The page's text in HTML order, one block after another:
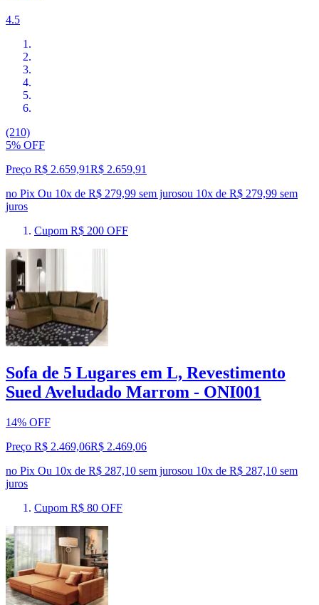
4.5
(210)
5% OFF
Preço R$ 2.659,91R$ 2.659,91
no Pix Ou 10x de R$ 279,99 sem jurosou 10x de R$ 279,99 sem
juros
Cupom R$ 200 OFF
Sofa de 5 Lugares em L, Revestimento
Sued Aveludado Marrom - ONI001
14% OFF
Preço R$ 2.469,06R$ 2.469,06
no Pix Ou 10x de R$ 287,10 sem jurosou 10x de R$ 287,10 sem
juros
Cupom R$ 80 OFF